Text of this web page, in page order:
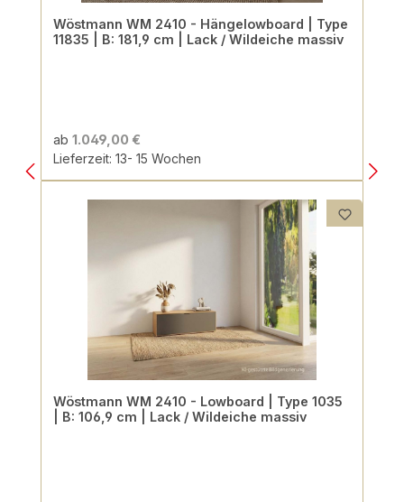
Wöstmann WM 2410 - Hängelowboard | Type
11835 | B: 181,9 cm | Lack / Wildeiche massiv
ab 1.049,00 €
Lieferzeit: 13- 15 Wochen
Wöstmann WM 2410 - Lowboard | Type 1035
| B: 106,9 cm | Lack / Wildeiche massiv